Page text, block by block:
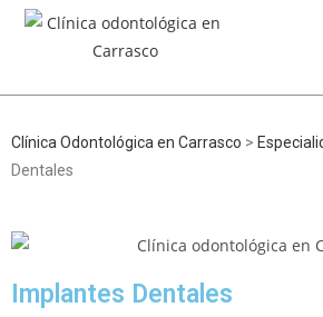
Clínica Odontológica en Carrasco >
Dentales
Implantes Dentales